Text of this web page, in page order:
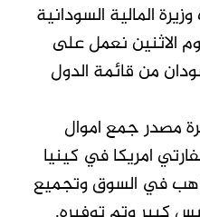
المالية السودانية
الاثنين نعمل على
من قائمة الدول
مصدر جمع اموال
امريكا في كينيا
ذهب في السوق وتجميع